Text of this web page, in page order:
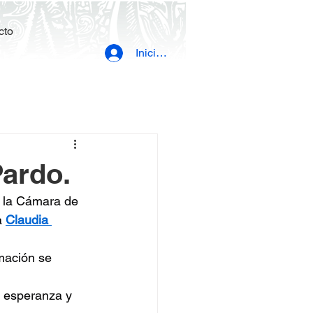
Iniciar sesión
Cámara de
Claudia
se
y